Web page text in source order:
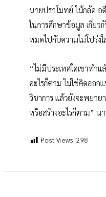
นายปราโมทย์ ไม้กลัด อ
ในการศึกษาข้อมูล เกี่ย
หมดไปกับความไม่โปร่ง
“ไม่มีประเทศใดเขาทำ
อะไรก็ตาม ไม่ใช่คิดออ
วิชาการ แล้วยังจะพยาย
หรือสร้างอะไรก็ตาม” น
Post Views: 298